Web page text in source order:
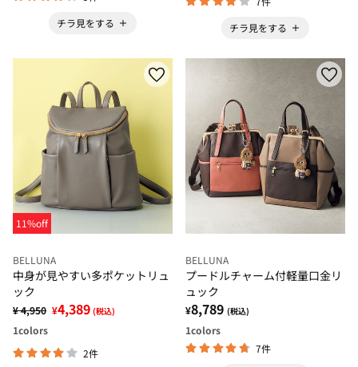
チラ見をする
チラ見をする
11%off
BELLUNA
中身が見やすい多ポケットリュ
ック
¥ 4,950 ¥4,389 (税込)
1colors
2件
BELLUNA
プードルチャーム付軽量口金リ
ュック
¥8,789 (税込)
1colors
7件